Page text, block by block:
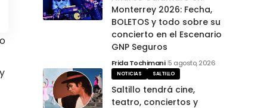
Monterrey 2026: Fecha,
BOLETOS y todo sobre su
concierto en el Escenario
GNP Seguros
Frida Tochimani 5 agosto, 2026
NOTICIAS SALTILLO
Saltillo tendrá cine,
teatro, conciertos y